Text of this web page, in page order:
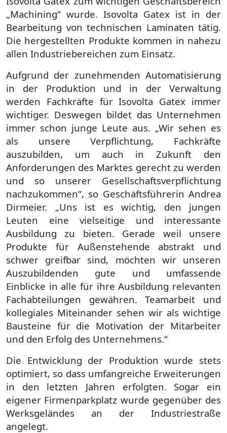
„Machining“ wurde. Isovolta Gatex ist in der
Bearbeitung von technischen Laminaten tätig.
Die hergestellten Produkte kommen in nahezu
allen Industriebereichen zum Einsatz.
Aufgrund der zunehmenden Automatisierung
in der Produktion und in der Verwaltung
werden Fachkräfte für Isovolta Gatex immer
wichtiger. Deswegen bildet das Unternehmen
immer schon junge Leute aus. „Wir sehen es
als unsere Verpflichtung, Fachkräfte
auszubilden, um auch in Zukunft den
Anforderungen des Marktes gerecht zu werden
und so unserer Gesellschaftsverpflichtung
nachzukommen“, so Geschäftsführerin Andrea
Dirmeier. „Uns ist es wichtig, den jungen
Leuten eine vielseitige und interessante
Ausbildung zu bieten. Gerade weil unsere
Produkte für Außenstehende abstrakt und
schwer greifbar sind, möchten wir unseren
Auszubildenden gute und umfassende
Einblicke in alle für ihre Ausbildung relevanten
Fachabteilungen gewähren. Teamarbeit und
kollegiales Miteinander sehen wir als wichtige
Bausteine für die Motivation der Mitarbeiter
und den Erfolg des Unternehmens.“
Die Entwicklung der Produktion wurde stets
optimiert, so dass umfangreiche Erweiterungen
in den letzten Jahren erfolgten. Sogar ein
eigener Firmenparkplatz wurde gegenüber des
Werksgeländes an der Industriestraße
angelegt.